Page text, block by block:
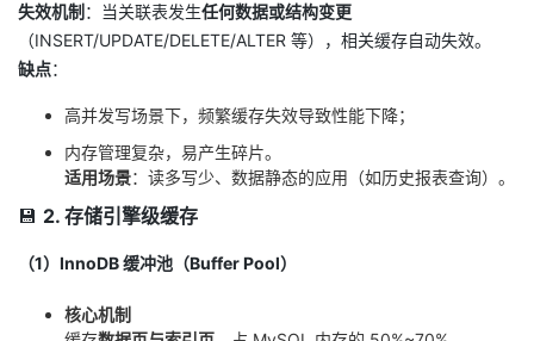
客
论
坛
的
圈
我
的
我
动
关
注
的
开
我
的
我
失效机制 ：当关联表发生任何数据或结构变更
（INSERT/UPDATE/DELETE/ALTER 等），相关缓存自动失效。
缺点：
高并发写场景下，频繁缓存失效导致性能下降；
内存管理复杂，易产生碎片。
适用场景：读多写少、数据静态的应用（如历史报表查询）。
💾 2. 存储引擎级缓存
（1）InnoDB 缓冲池（Buffer Pool）
核心机制